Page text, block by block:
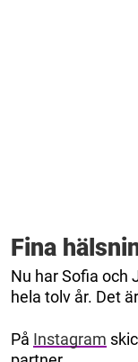
Fina
Nu har Sofia och
hela tolv år. Det
På Instagram